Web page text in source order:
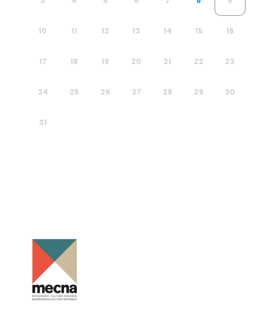
10 11 12 13 14 15 16
17 18 19 20 21 22 23
24 25 26 27 28 29 30
31